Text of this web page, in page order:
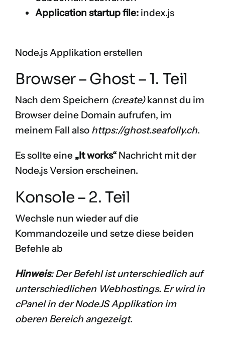
Application startup file: index.js
Node.js Applikation erstellen
Browser – Ghost – 1. Teil
Nach dem Speichern (create)kannst du im
Browser deine Domain aufrufen, im
meinem Fall also https://ghost.seafolly.ch.
Es sollte eine „It works“ Nachricht mit der
Node.js Version erscheinen.
Konsole – 2. Teil
Wechsle nun wieder auf die
Kommandozeile und setze diese beiden
Befehle ab
Hinweis: Der Befehl ist unterschiedlich auf
unterschiedlichen Webhostings. Er wird in
cPanel in der NodeJS Applikation im
oberen Bereich angezeigt.